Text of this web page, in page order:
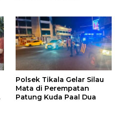
Polsek Tikala Gelar Silau
Mata di Perempatan
Patung Kuda Paal Dua